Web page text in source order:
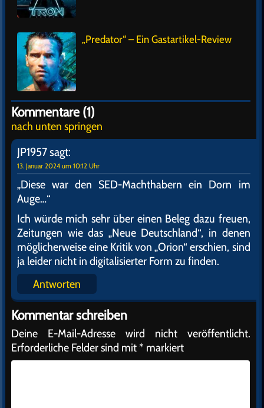
„Predator“ – Ein Gastartikel-Review
Kommentare (1)
nach unten springen
JP1957sagt:
13. Januar 2024 um 10:12 Uhr
„Diese war den SED-Machthabern ein Dorn im
Auge…“
Ich würde mich sehr über einen Beleg dazu freuen,
Zeitungen wie das „Neue Deutschland“, in denen
möglicherweise eine Kritik von „Orion“ erschien, sind
ja leider nicht in digitalisierter Form zu finden.
Antworten
Kommentar schreiben
Deine E-Mail-Adresse wird nicht veröffentlicht.
Erforderliche Felder sind mit* markiert